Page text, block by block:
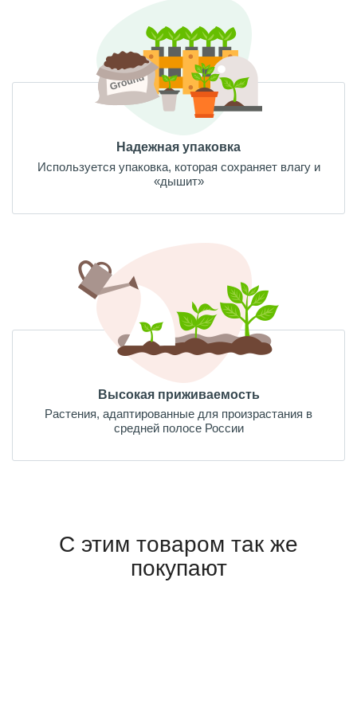
Надежная упаковка
Используется упаковка, которая сохраняет влагу и
«дышит»
Высокая приживаемость
Растения, адаптированные для произрастания в
средней полосе России
С этим товаром так же
покупают